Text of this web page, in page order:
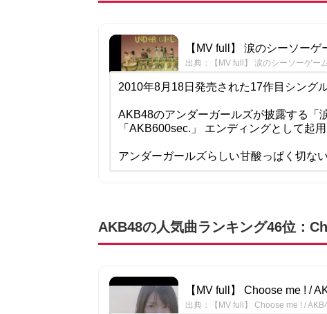
【MV full】 涙のシーソー
出典：【MV full】 涙のシーソーゲー
2010年8月18日発売された17作目シング
AKB48のアンダーガールズが披露する「
「AKB600sec.」 エンディングとして起
アンダーガールズらしい甘酸っぱく切な
AKB48の人気曲ランキング46位：
【MV full】 Choose me ! /
出典：【MV full】 Choose me ! /